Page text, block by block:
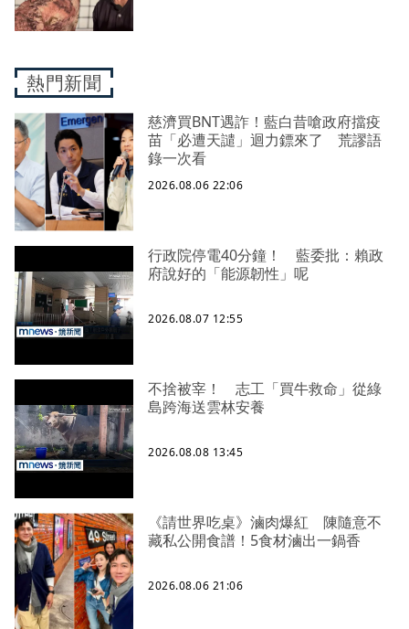
熱門新聞
慈濟買BNT遇詐！藍白昔嗆政府擋疫
苗「必遭天譴」迴力鏢來了 荒謬語
錄一次看
2026.08.06 22:06
行政院停電40分鐘！ 藍委批：賴政
府說好的「能源韌性」呢
2026.08.07 12:55
不捨被宰！ 志工「買牛救命」從綠
島跨海送雲林安養
2026.08.08 13:45
《請世界吃桌》滷肉爆紅 陳隨意不
藏私公開食譜！5食材滷出一鍋香
2026.08.06 21:06